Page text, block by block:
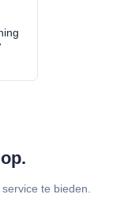
te bieden.